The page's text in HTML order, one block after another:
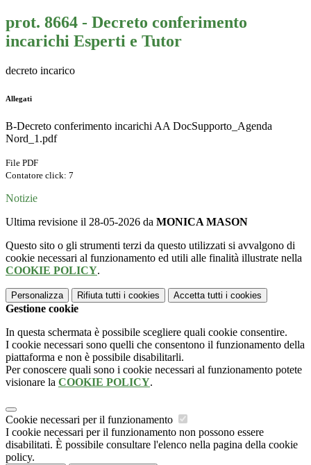
prot. 8664 - Decreto conferimento
incarichi Esperti e Tutor
decreto incarico
Allegati
B-Decreto conferimento incarichi AA DocSupporto_Agenda
Nord_1.pdf
File PDF
Contatore click: 7
Notizie
Ultima revisione il 28-05-2026 da MONICA MASON
Questo sito o gli strumenti terzi da questo utilizzati si avvalgono di
cookie necessari al funzionamento ed utili alle finalità illustrate nella
COOKIE POLICY.
Personalizza Rifiuta tutti i cookies Accetta tutti i cookies
Gestione cookie
In questa schermata è possibile scegliere quali cookie consentire.
I cookie necessari sono quelli che consentono il funzionamento della
piattaforma e non è possibile disabilitarli.
Per conoscere quali sono i cookie necessari al funzionamento potete
visionare la COOKIE POLICY.
Cookie necessari per il funzionamento
I cookie necessari per il funzionamento non possono essere
disabilitati. È possibile consultare l'elenco nella pagina della cookie
policy.